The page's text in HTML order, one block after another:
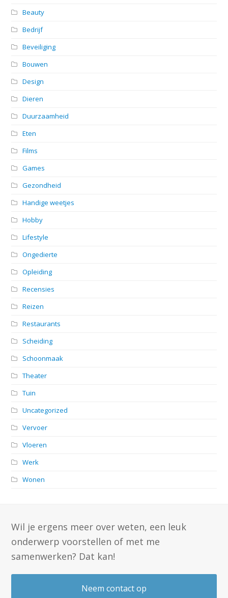
Beauty
Bedrijf
Beveiliging
Bouwen
Design
Dieren
Duurzaamheid
Eten
Films
Games
Gezondheid
Handige weetjes
Hobby
Lifestyle
Ongedierte
Opleiding
Recensies
Reizen
Restaurants
Scheiding
Schoonmaak
Theater
Tuin
Uncategorized
Vervoer
Vloeren
Werk
Wonen
Wil je ergens meer over weten, een leuk
onderwerp voorstellen of met me
samenwerken? Dat kan!
Neem contact op